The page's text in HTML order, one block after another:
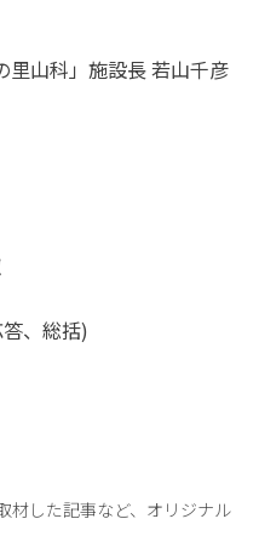
里山科」施設長 若山千彦
、総括)
材した記事など、オリジナル